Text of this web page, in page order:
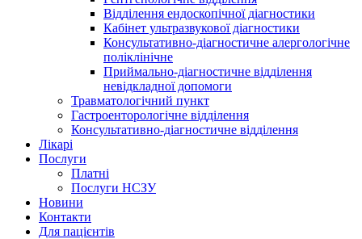
Відділення ендоскопічної діагностики
Кабінет ультразвукової діагностики
Консультативно-діагностичне алергологічне
поліклінічне
Приймально-діагностичне відділення
невідкладної допомоги
Травматологічний пункт
Гастроенторологічне відділення
Консультативно-діагностичне відділення
Лікарі
Послуги
Платні
Послуги НСЗУ
Новини
Контакти
Для пацієнтів